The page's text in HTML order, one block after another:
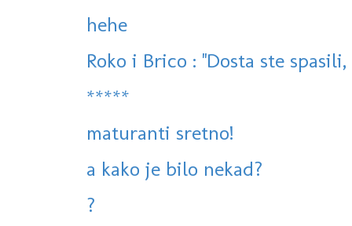
hehe
Roko i Brico : ''Dosta ste
*****
maturanti sretno!
a kako je bilo nekad?
?